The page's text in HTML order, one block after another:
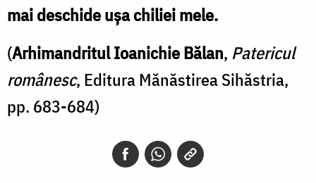
mai deschide uşa chiliei mele.
(Arhimandritul Ioanichie Bălan, Patericul
românesc, Editura Mănăstirea Sihăstria,
pp. 683-684)